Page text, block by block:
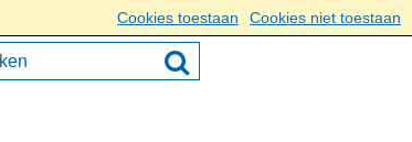
Cookies toestaan Cookies niet toestaan